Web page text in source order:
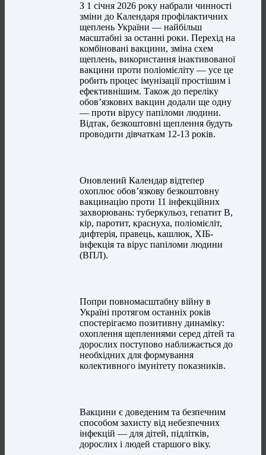
З 1 січня 2026 року набрали чинності
зміни до Календаря профілактичних
щеплень України — найбільш
масштабні за останні роки. Перехід на
комбіновані вакцини, зміна схем
щеплень, використання інактивованої
вакцини проти поліомієліту — усе це
робить процес імунізації простішим і
ефективнішим. Також до переліку
обов’язкових вакцин додали ще одну
— проти вірусу папіломи людини.
Відтак, безкоштовні щеплення будуть
проводити дівчаткам 12-13 років.
Оновлений Календар відтепер
охоплює обов’язкову безкоштовну
вакцинацію проти 11 інфекційних
захворювань: туберкульоз, гепатит В,
кір, паротит, краснуха, поліомієліт,
дифтерія, правець, кашлюк, ХІБ-
інфекція та вірус папіломи людини
(ВПЛ).
Попри повномасштабну війну в
Україні протягом останніх років
спостерігаємо позитивну динаміку:
охоплення щепленнями серед дітей та
дорослих поступово наближається до
необхідних для формування
колективного імунітету показників.
Вакцини є доведеним та безпечним
способом захисту від небезпечних
інфекцій — для дітей, підлітків,
дорослих і людей старшого віку.